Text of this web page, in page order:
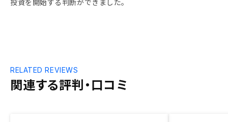
投資を開始する判断ができました。
関連する評判・口コミ
RELATED REVIEWS